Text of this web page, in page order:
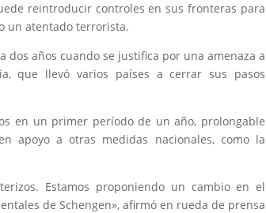
reintroducir controles en sus fronteras para
un atentado terrorista.
dos años cuando se justifica por una amenaza a
que llevó varios países a cerrar sus pasos
en un primer período de un año, prolongable
apoyo a otras medidas nacionales, como la
Estamos proponiendo un cambio en el
de Schengen», afirmó en rueda de prensa